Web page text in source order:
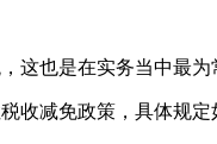
这也是在实务当中最为
收减免政策，具体规定